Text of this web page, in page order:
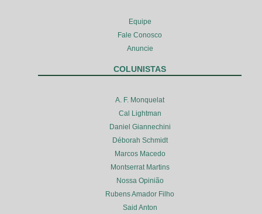
Equipe
Fale Conosco
Anuncie
COLUNISTAS
A. F. Monquelat
Cal Lightman
Daniel Giannechini
Déborah Schmidt
Marcos Macedo
Montserrat Martins
Nossa Opinião
Rubens Amador Filho
Said Anton